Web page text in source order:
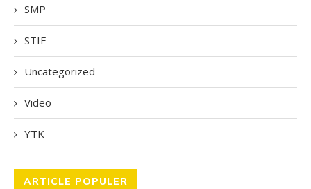
SMP
STIE
Uncategorized
Video
YTK
ARTICLE POPULER